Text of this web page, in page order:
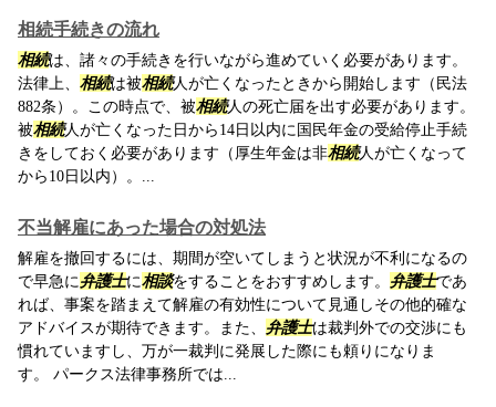
相続手続きの流れ
相続は、諸々の手続きを行いながら進めていく必要があります。
法律上、 相続は被相続人が亡くなったときから開始します（民法
882条）。この時点で、被相続人の死亡届を出す必要があります。
被相続人が亡くなった日から14日以内に国民年金の受給停止手続
きをしておく必要があります（厚生年金は非相続人が亡くなって
から10日以内）。...
不当解雇にあった場合の対処法
解雇を撤回するには、期間が空いてしまうと状況が不利になるの
で早急に弁護士に相談をすることをおすすめします。 弁護士であ
れば、事案を踏まえて解雇の有効性について見通しその他的確な
アドバイスが期待できます。また、 弁護士は裁判外での交渉にも
慣れていますし、万が一裁判に発展した際にも頼りになりま
す。 パークス法律事務所では...